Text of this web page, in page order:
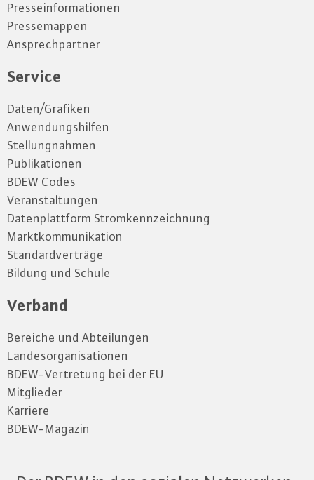
Presseinformationen
Pressemappen
Ansprechpartner
Service
Daten/Grafiken
Anwendungshilfen
Stellungnahmen
Publikationen
BDEW Codes
Veranstaltungen
Datenplattform Stromkennzeichnung
Marktkommunikation
Standardverträge
Bildung und Schule
Verband
Bereiche und Abteilungen
Landesorganisationen
BDEW-Vertretung bei der EU
Mitglieder
Karriere
BDEW-Magazin